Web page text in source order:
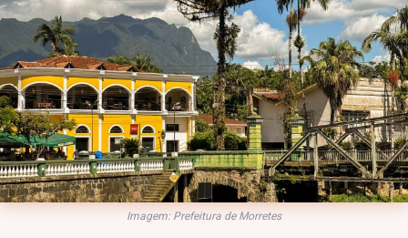
Imagem: Prefeitura de Morretes